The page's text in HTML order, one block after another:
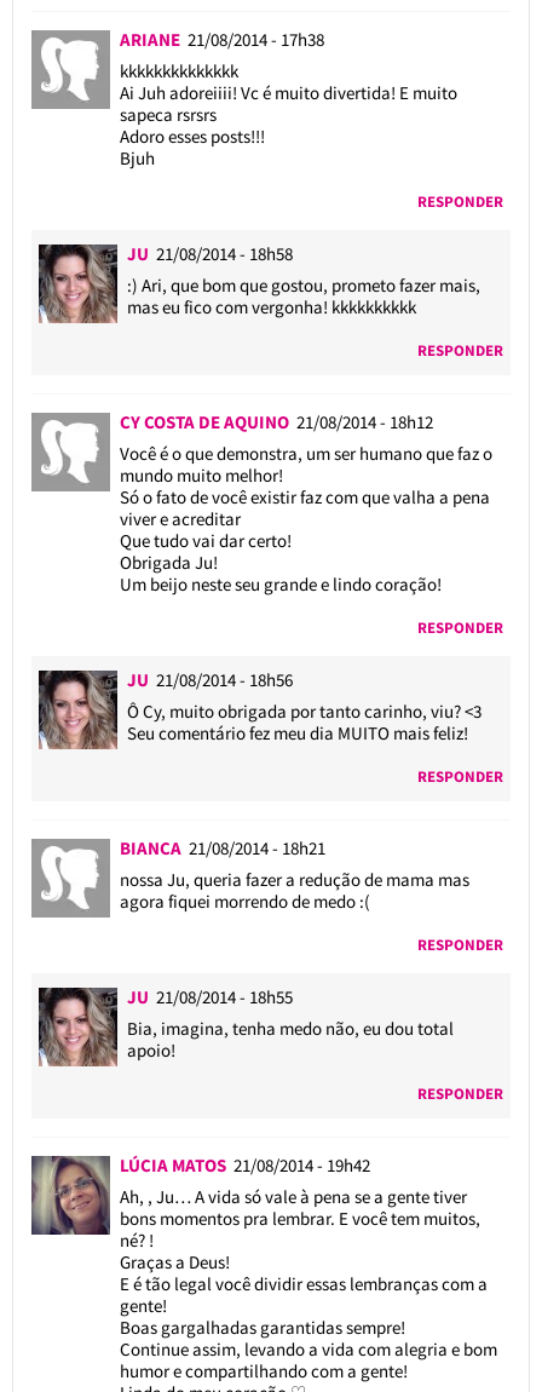
ARIANE 21/08/2014 - 17h38
kkkkkkkkkkkkkk
Ai Juh adoreiiii! Vc é muito divertida! E muito
sapeca rsrsrs
Adoro esses posts!!!
Bjuh
RESPONDER
JU 21/08/2014 - 18h58
:) Ari, que bom que gostou, prometo fazer mais,
mas eu fico com vergonha! kkkkkkkkkk
RESPONDER
CY COSTA DE AQUINO 21/08/2014 - 18h12
Você é o que demonstra, um ser humano que faz o
mundo muito melhor!
Só o fato de você existir faz com que valha a pena
viver e acreditar
Que tudo vai dar certo!
Obrigada Ju!
Um beijo neste seu grande e lindo coração!
RESPONDER
JU 21/08/2014 - 18h56
Ô Cy, muito obrigada por tanto carinho, viu? <3
Seu comentário fez meu dia MUITO mais feliz!
RESPONDER
BIANCA 21/08/2014 - 18h21
nossa Ju, queria fazer a redução de mama mas
agora fiquei morrendo de medo :(
RESPONDER
JU 21/08/2014 - 18h55
Bia, imagina, tenha medo não, eu dou total
apoio!
RESPONDER
LÚCIA MATOS 21/08/2014 - 19h42
Ah, , Ju… A vida só vale à pena se a gente tiver
bons momentos pra lembrar. E você tem muitos,
né? !
Graças a Deus!
E é tão legal você dividir essas lembranças com a
gente!
Boas gargalhadas garantidas sempre!
Continue assim, levando a vida com alegria e bom
humor e compartilhando com a gente!